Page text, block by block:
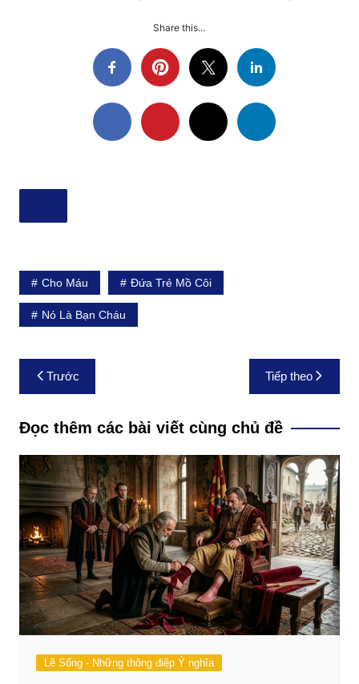
Share this...
Cho Máu Đứa Trẻ Mồ Côi
Nó Là Bạn Cháu
Điều
hướng
bài
viết
Trước Tiếp theo
Đọc thêm các bài viết cùng chủ đề
Lẽ Sống - Những thông điệp Ý nghĩa